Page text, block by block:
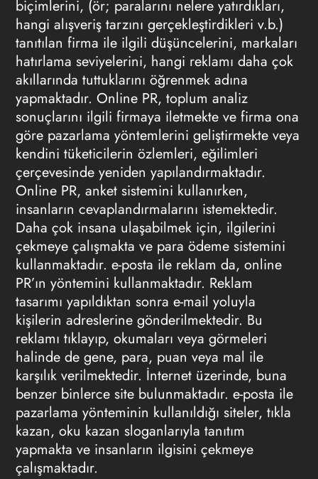
biçimlerini, (ör; paralarını nelere yatırdıkları,
hangi alışveriş tarzını gerçekleştirdikleri v.b.)
tanıtılan firma ile ilgili düşüncelerini, markaları
hatırlama seviyelerini, hangi reklamı daha çok
akıllarında tuttuklarını öğrenmek adına
yapmaktadır. Online PR, toplum analiz
sonuçlarını ilgili firmaya iletmekte ve firma ona
göre pazarlama yöntemlerini geliştirmekte veya
kendini tüketicilerin özlemleri, eğilimleri
çerçevesinde yeniden yapılandırmaktadır.
Online PR, anket sistemini kullanırken,
insanların cevaplandırmalarını istemektedir.
Daha çok insana ulaşabilmek için, ilgilerini
çekmeye çalışmakta ve para ödeme sistemini
kullanmaktadır. e-posta ile reklam da, online
PR’ın yöntemini kullanmaktadır. Reklam
tasarımı yapıldıktan sonra e-mail yoluyla
kişilerin adreslerine gönderilmektedir. Bu
reklamı tıklayıp, okumaları veya görmeleri
halinde de gene, para, puan veya mal ile
karşılık verilmektedir. İnternet üzerinde, buna
benzer binlerce site bulunmaktadır. e-posta ile
pazarlama yönteminin kullanıldığı siteler, tıkla
kazan, oku kazan sloganlarıyla tanıtım
yapmakta ve insanların ilgisini çekmeye
çalışmaktadır.